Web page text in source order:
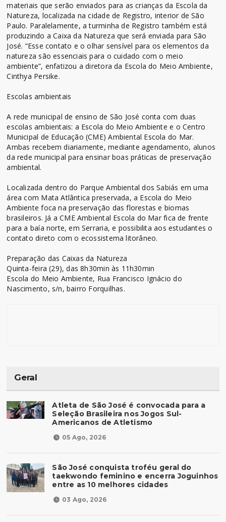
materiais que serão enviados para as crianças da Escola da
Natureza, localizada na cidade de Registro, interior de São
Paulo. Paralelamente, a turminha de Registro também está
produzindo a Caixa da Natureza que será enviada para São
José. “Esse contato e o olhar sensível para os elementos da
natureza são essenciais para o cuidado com o meio
ambiente”, enfatizou a diretora da Escola do Meio Ambiente,
Cinthya Persike.
Escolas ambientais
A rede municipal de ensino de São José conta com duas
escolas ambientais: a Escola do Meio Ambiente e o Centro
Municipal de Educação (CME) Ambiental Escola do Mar.
Ambas recebem diariamente, mediante agendamento, alunos
da rede municipal para ensinar boas práticas de preservação
ambiental.
Localizada dentro do Parque Ambiental dos Sabiás em uma
área com Mata Atlântica preservada, a Escola do Meio
Ambiente foca na preservação das florestas e biomas
brasileiros. Já a CME Ambiental Escola do Mar fica de frente
para a baía norte, em Serraria, e possibilita aos estudantes o
contato direto com o ecossistema litorâneo.
Preparação das Caixas da Natureza
Quinta-feira (29), das 8h30min às 11h30min
Escola do Meio Ambiente, Rua Francisco Ignácio do
Nascimento, s/n, bairro Forquilhas.
Geral
Atleta de São José é convocada para a
Seleção Brasileira nos Jogos Sul-
Americanos de Atletismo
05 Ago, 2026
São José conquista troféu geral do
taekwondo feminino e encerra Joguinhos
entre as 10 melhores cidades
03 Ago, 2026